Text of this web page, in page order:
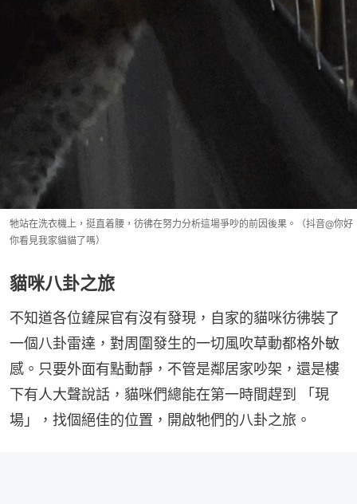
牠站在洗衣機上，挺直着腰，彷彿在努力分析這場爭吵的前因後果。（抖音@你好
你看見我家貓貓了嗎）
貓咪八卦之旅
不知道各位鏟屎官有沒有發現，自家的貓咪彷彿裝了
一個八卦雷達，對周圍發生的一切風吹草動都格外敏
感。只要外面有點動靜，不管是鄰居家吵架，還是樓
下有人大聲說話，貓咪們總能在第一時間趕到 「現
場」，找個絕佳的位置，開啟牠們的八卦之旅。